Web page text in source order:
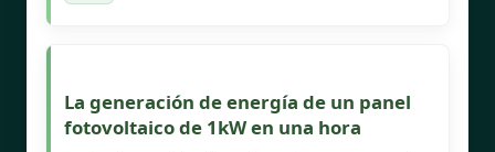
La generación de energía de un panel
fotovoltaico de 1kW en una hora